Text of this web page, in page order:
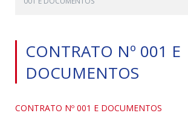
CONTRATO Nº 001 E
DOCUMENTOS
CONTRATO Nº 001 E DOCUMENTOS